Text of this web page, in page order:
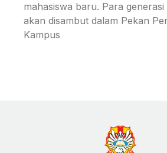
mahasiswa baru. Para generasi
akan disambut dalam Pekan
Kampus